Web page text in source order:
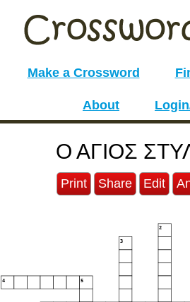
Make a Crossword
About
Ο ΑΓΙΟΣ
Print Share Edit
2
3
4 5